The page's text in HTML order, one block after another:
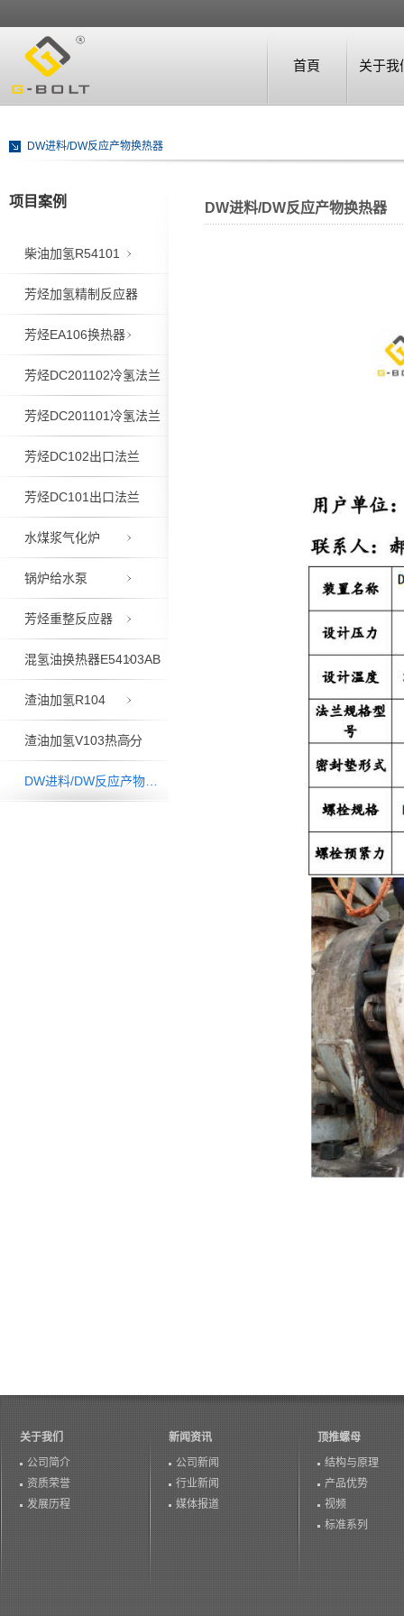
首頁 关于我
项目案例
柴油加氢R54101
芳烃加氢精制反应器
芳烃EA106换热器
芳烃DC201102冷氢法兰
芳烃DC201101冷氢法兰
芳烃DC102出口法兰
芳烃DC101出口法兰
水煤浆气化炉
锅炉给水泵
芳烃重整反应器
混氢油换热器E54103AB
渣油加氢R104
渣油加氢V103热高分
DW进料/DW反应产物换热器
DW进料/DW反应产物换热器
关于我们
公司简介
资质荣誉
发展历程
新闻资讯
公司新闻
行业新闻
媒体报道
顶推螺母
结构与原理
产品优势
视频
标准系列